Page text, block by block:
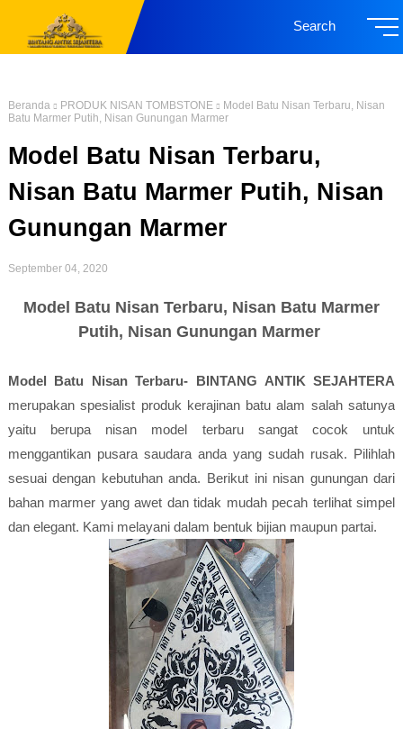
Search
Beranda PRODUK NISAN TOMBSTONE
Model Batu Nisan Terbaru, Nisan
Batu Marmer Putih, Nisan Gunungan Marmer
Model Batu Nisan Terbaru,
Nisan Batu Marmer Putih, Nisan
Gunungan Marmer
September 04, 2020
Model Batu Nisan Terbaru, Nisan Batu Marmer
Putih, Nisan Gunungan Marmer
Model Batu Nisan Terbaru- BINTANG ANTIK SEJAHTERA
merupakan spesialist produk kerajinan batu alam salah satunya
yaitu berupa nisan model terbaru sangat cocok untuk
menggantikan pusara saudara anda yang sudah rusak. Pilihlah
sesuai dengan kebutuhan anda. Berikut ini nisan gunungan dari
bahan marmer yang awet dan tidak mudah pecah terlihat simpel
dan elegant. Kami melayani dalam bentuk bijian maupun partai.